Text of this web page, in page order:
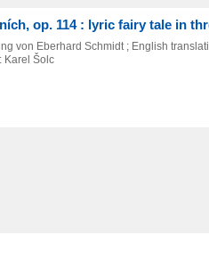
op. 114 : lyric fairy tale in
von Eberhard Schmidt ; English
Karel Šolc